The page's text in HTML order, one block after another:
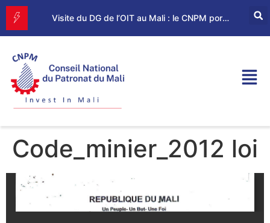
Grande Finale du Concours de plan d’affaires – Mangues & Horticulture Visite du DG de l’OIT au Mali : le CNPM porte la voix du secteur privé
Code_minier_2012 loi